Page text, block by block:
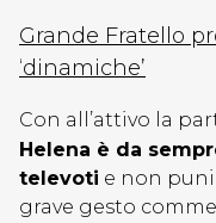
Grande Fratello
‘dinamiche’
Con all’attivo la
Helena è da
televoti e non
grave gesto